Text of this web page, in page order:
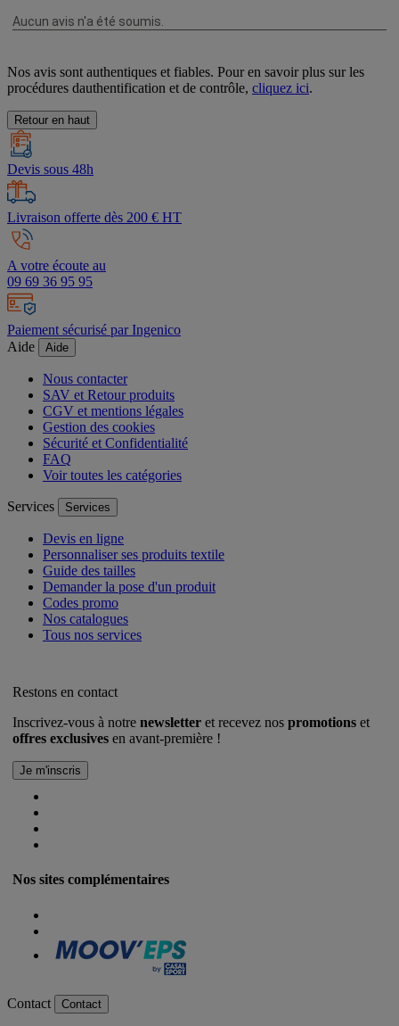
Nos avis sont authentiques et fiables. Pour en savoir plus sur les
procédures dauthentification et de contrôle, cliquez ici.
Retour en haut
Devis sous 48h
Livraison offerte dès 200 € HT
A votre écoute au
09 69 36 95 95
Paiement sécurisé par Ingenico
Aide
Aide
Nous contacter
SAV et Retour produits
CGV et mentions légales
Gestion des cookies
Sécurité et Confidentialité
FAQ
Voir toutes les catégories
Services Services
Devis en ligne
Personnaliser ses produits textile
Guide des tailles
Demander la pose d'un produit
Codes promo
Nos catalogues
Tous nos services
Restons en contact
Inscrivez-vous à notre newsletter et recevez nos promotions et
offres exclusives en avant-première !
Nos sites complémentaires
Contact Contact